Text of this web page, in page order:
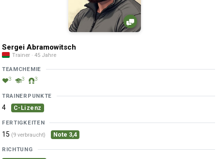
Sergei Abramowitsch
Trainer · 45 Jahre
TEAMCHEMIE
3 3 3
TRAINERPUNKTE
4 C-Lizenz
FERTIGKEITEN
15 (9 verbraucht) Note 3,4
RICHTUNG